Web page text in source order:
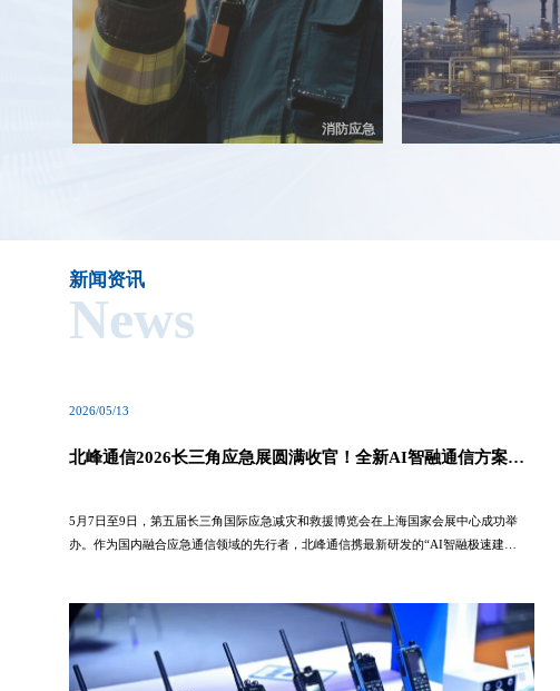
消防应急
新闻资讯
News
2026/05/13
北峰通信2026长三角应急展圆满收官！全新AI智融通信方案引
5月7日至9日，第五届长三角国际应急减灾和救援博览会在上海国家会展中心成功举
办。作为国内融合应急通信领域的先行者，北峰通信携最新研发的“AI智融极速建